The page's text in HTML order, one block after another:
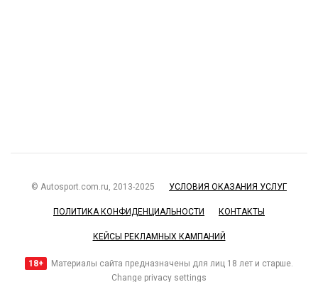
© Autosport.com.ru, 2013-2025 УСЛОВИЯ ОКАЗАНИЯ УСЛУГ
ПОЛИТИКА КОНФИДЕНЦИАЛЬНОСТИ КОНТАКТЫ
КЕЙСЫ РЕКЛАМНЫХ КАМПАНИЙ
18+
Материалы сайта предназначены для лиц 18 лет и старше.
Change privacy settings